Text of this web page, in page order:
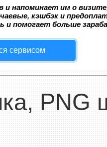
и напоминает им о
кэшбэк и
и помогает больше
сервисом
PNG